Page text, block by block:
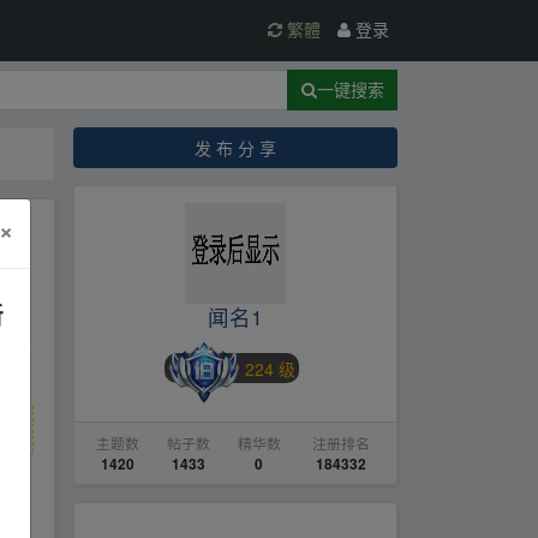
繁體 登录
一键搜索
发 布 分 享
闻名1
224 级
主题数
1420
帖子数
1433
精华数
0
注册排名
184332
×